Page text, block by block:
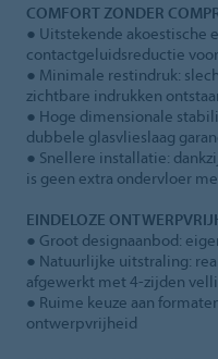
COMFORT ZONDER
● Uitstekende akoestische
contactgeluidsreductie
● Minimale restindruk:
zichtbare indrukken
● Hoge dimensionale
dubbele glasvlieslaag
● Snellere installatie:
is geen extra ondervloer
EINDELOZE
● Groot designaanbod:
● Natuurlijke uitstraling:
afgewerkt met 4‑zijden
● Ruime keuze aan
ontwerpvrijheid